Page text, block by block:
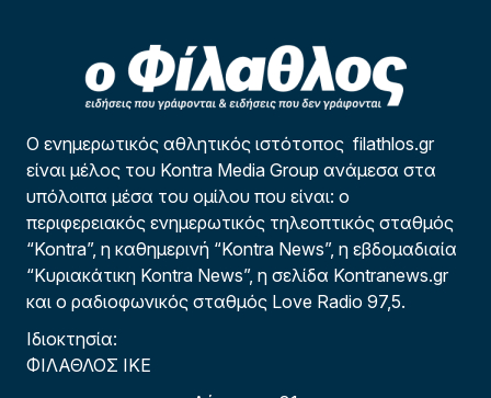
Ο ενημερωτικός αθλητικός ιστότοπος filathlos.gr
είναι μέλος του Kontra Media Group ανάμεσα στα
υπόλοιπα μέσα του ομίλου που είναι: ο
περιφερειακός ενημερωτικός τηλεοπτικός σταθμός
“Kontra”, η καθημερινή “Kontra News”, η εβδομαδιαία
“Κυριακάτικη Kontra News”, η σελίδα Kontranews.gr
και ο ραδιοφωνικός σταθμός Love Radio 97,5.
Ιδιοκτησία:
ΦΙΛΑΘΛΟΣ ΙΚΕ